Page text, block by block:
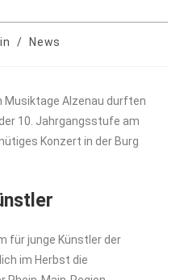
/ News
Musiktage Alzenau durften
10. Jahrgangsstufe am
Konzert in der Burg
für junge Künstler der
im Herbst die